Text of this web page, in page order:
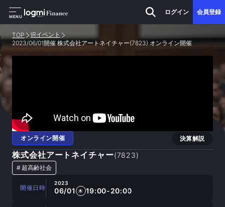
MENU
ログイン 会員登録
TOP
IRイベント
2023/06/01開催 株式会社アートネイチャー(7823) オンライン開催
オンライン開催 決算解説
株式会社アートネイチャー(7823)
# 超高齢社会
開催日時
2023
06/01 木 19:00-20:00